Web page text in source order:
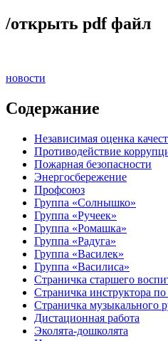
/открыть pdf файл
новости
Содержание
Независимая оценка
Противодействие
Пожарная безопасности
Энергосбережение
Профсоюз
Группа «Солнышко»
Группа «Ручеек»
Группа «Ромашка»
Группа «Радуга»
Группа «Василек»
Группа «Василиса»
Страничка старшего
Страничка инструктора по
Страничка музыкального
Дистационная работа
Эколята-дошколята